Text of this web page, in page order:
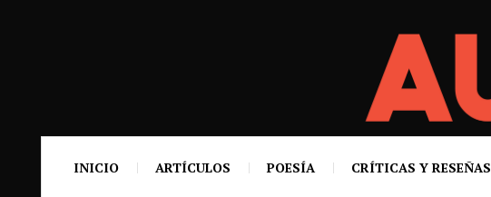
INICIO ARTÍCULOS POESÍA CRÍTICAS Y RESEÑAS